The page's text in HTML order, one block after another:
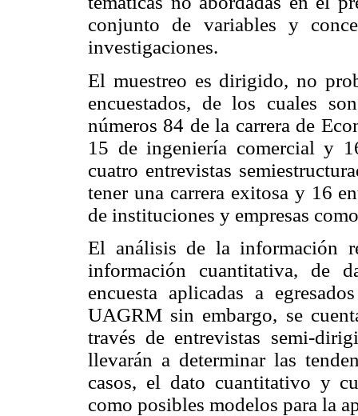
conjunto de variables y
investigaciones.
El muestreo es dirigido, no
encuestados, de los cuales
números 84 de la carrera de
15 de ingeniería comercial y
cuatro entrevistas
tener una carrera exitosa y 16
de instituciones y empresas
El análisis de la información
información cuantitativa, de
encuesta aplicadas a
UAGRM sin embargo, se
través de entrevistas semi-
llevarán a determinar las
casos, el dato cuantitativo y
como posibles modelos para la